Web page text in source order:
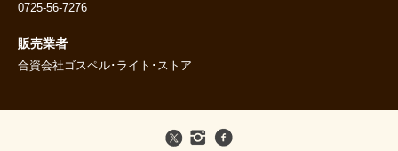
0725-56-7276
販売業者
合資会社ゴスペル･ライト･ストア